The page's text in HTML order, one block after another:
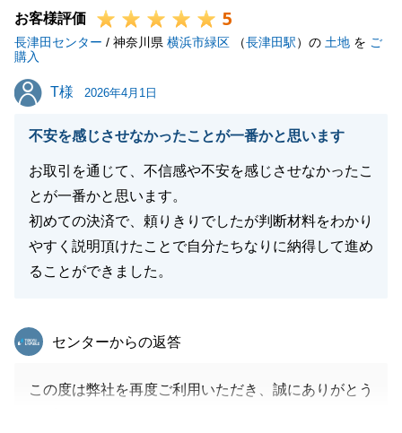
ーズなお取引が出来ました。
まだご売却のお手続きが残っておりますので、引き続
きしっかりとサポートをさせて頂きます。
閉じる
お客様評価 5
長津田センター / 神奈川県 横浜市緑区 （長津田駅）の 土地 を ご
購入
T様
T様 2026年4月1日
不安を感じさせなかったことが一番かと思います
お取引を通じて、不信感や不安を感じさせなかったこ
とが一番かと思います。
初めての決済で、頼りきりでしたが判断材料をわかり
やすく説明頂けたことで自分たちなりに納得して進め
ることができました。
東急リバブル
センターからの返答
この度は弊社を再度ご利用いただき、誠にありがとう